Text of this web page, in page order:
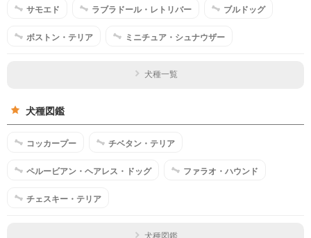
サモエド ラブラドール・レトリバー ブルドッグ
ボストン・テリア ミニチュア・シュナウザー
犬種一覧
犬種図鑑
コッカープー チベタン・テリア
ペルービアン・ヘアレス・ドッグ ファラオ・ハウンド
チェスキー・テリア
犬種図鑑